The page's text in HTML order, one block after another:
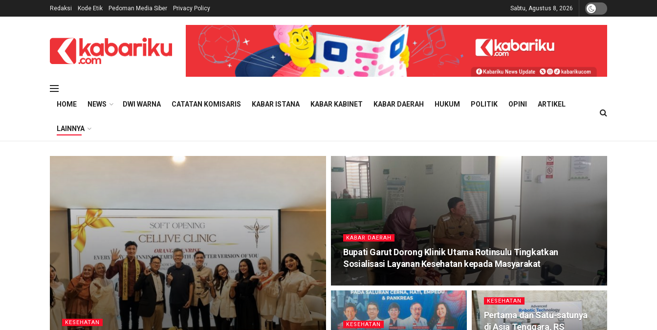
Redaksi Kode Etik Pedoman Media Siber Privacy Policy Sabtu, Agustus 8, 2026
HOME NEWS DWI WARNA CATATAN KOMISARIS KABAR ISTANA KABAR KABINET KABAR DAERAH HUKUM POLITIK OPINI ARTIKEL
LAINNYA
KESEHATAN
KABAR DAERAH
Bupati Garut Dorong Klinik Utama Rotinsulu Tingkatkan
Sosialisasi Layanan Kesehatan kepada Masyarakat
KESEHATAN
KESEHATAN
Pertama dan Satu-satunya
di Asia Tenggara, RS